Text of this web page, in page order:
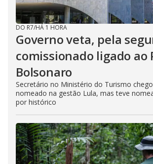
DO R7/HÁ 1 HORA
Governo veta, pela
comissionado ligado ao
Bolsonaro
Secretário no Ministério do Turismo
nomeado na gestão Lula, mas teve
por histórico